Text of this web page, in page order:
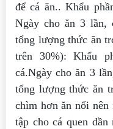
để cá ăn.. Khẩu
Ngày cho ăn 3 lần,
tổng lượng thức ăn
trên 30%): Khẩu
cá.Ngày cho ăn 3
tổng lượng thức ăn
chìm hơn ăn nổi nên
tập cho cá quen